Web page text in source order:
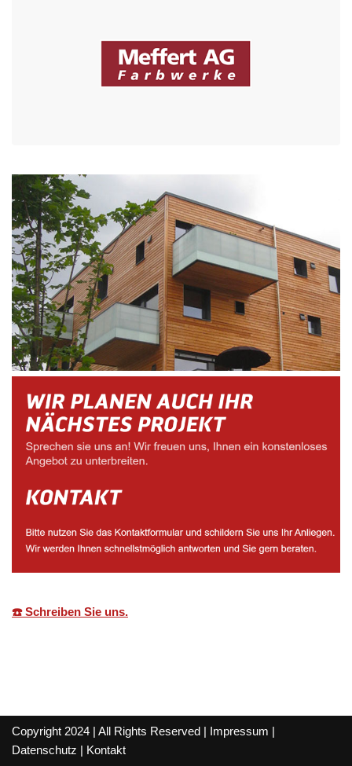
☎️ Schreiben Sie uns.
Copyright 2024 | All Rights Reserved | Impressum |
Datenschutz | Kontakt